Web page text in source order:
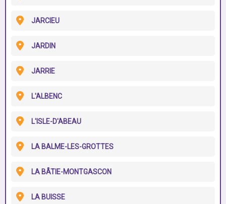
JARCIEU
JARDIN
JARRIE
L'ALBENC
L'ISLE-D'ABEAU
LA BALME-LES-GROTTES
LA BÂTIE-MONTGASCON
LA BUISSE